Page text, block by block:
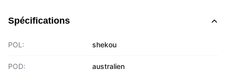
Spécifications
POL: shekou
POD: australien